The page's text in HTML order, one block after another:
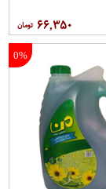
۶۶,۳۵۰
0%